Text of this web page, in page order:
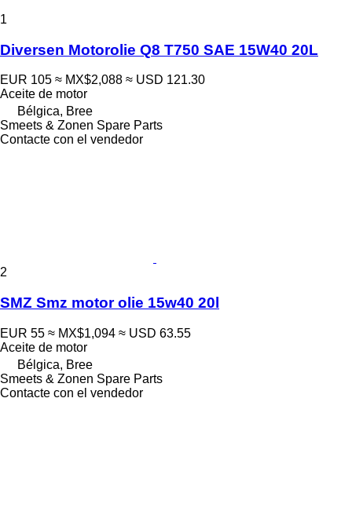
1
Diversen Motorolie Q8 T750 SAE 15W40 20L
EUR 105 ≈ MX$2,088 ≈ USD 121.30
Aceite de motor
Bélgica, Bree
Smeets & Zonen Spare Parts
Contacte con el vendedor
2
SMZ Smz motor olie 15w40 20l
EUR 55 ≈ MX$1,094 ≈ USD 63.55
Aceite de motor
Bélgica, Bree
Smeets & Zonen Spare Parts
Contacte con el vendedor